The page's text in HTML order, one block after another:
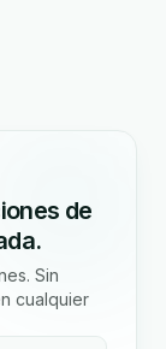
de
Sin
cualquier